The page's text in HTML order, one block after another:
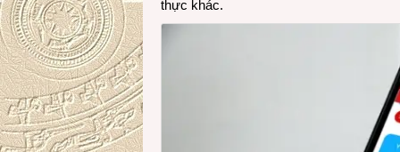
thực khác.